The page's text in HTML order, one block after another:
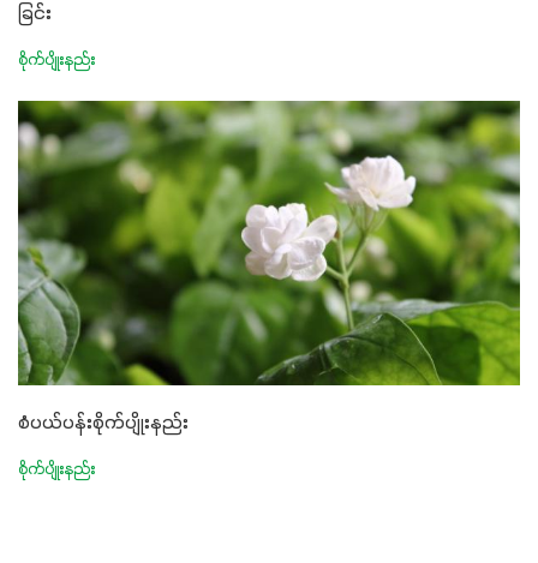
ခြင်း
စိုက်ပျိုးနည်း
စံပယ်ပန်းစိုက်ပျိုးနည်း
စိုက်ပျိုးနည်း